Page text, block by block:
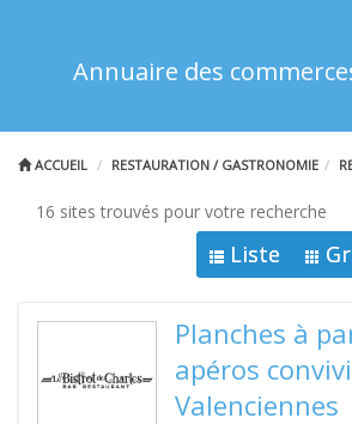
Annuaire des
ACCUEIL RESTAURATION / GASTRONOMIE
16 sites trouvés pour votre recherche
Liste
Planches à
apéros
Valenciennes